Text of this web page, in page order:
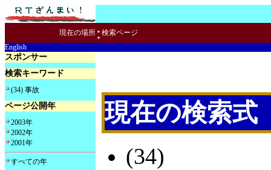
現在の場所 : 検索ページ
English
スポンサー
検索キーワード
(34) 事故
ページ公開年
2003年
2002年
2001年
すべての年
現在の検索式
(34)